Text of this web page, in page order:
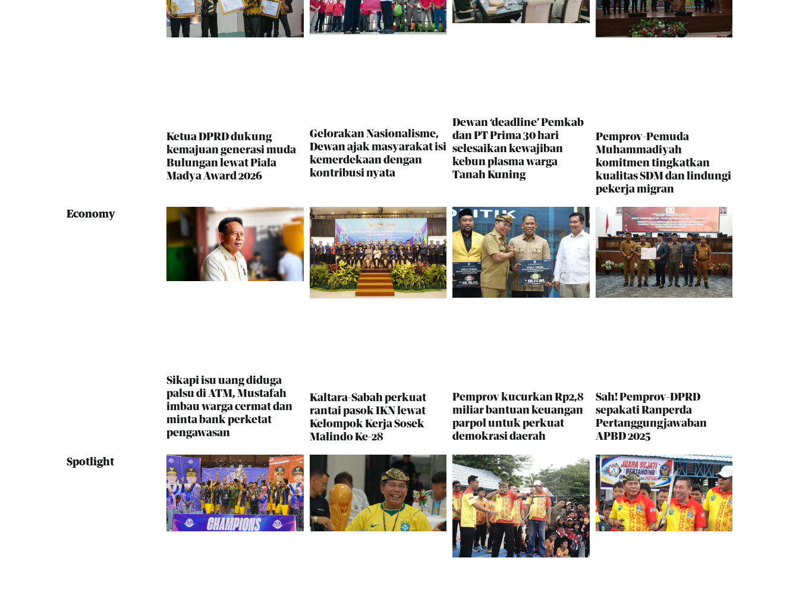
Ketua DPRD dukung
kemajuan generasi muda
Bulungan lewat Piala
Madya Award 2026
Gelorakan Nasionalisme,
Dewan ajak masyarakat isi
kemerdekaan dengan
kontribusi nyata
Dewan ‘deadline’ Pemkab
dan PT Prima 30 hari
selesaikan kewajiban
kebun plasma warga
Tanah Kuning
Pemprov-Pemuda
Muhammadiyah
komitmen tingkatkan
kualitas SDM dan lindungi
pekerja migran
Economy
Sikapi isu uang diduga
palsu di ATM, Mustafah
imbau warga cermat dan
minta bank perketat
pengawasan
Kaltara-Sabah perkuat
rantai pasok IKN lewat
Kelompok Kerja Sosek
Malindo Ke-28
Pemprov kucurkan Rp2,8
miliar bantuan keuangan
parpol untuk perkuat
demokrasi daerah
Sah! Pemprov-DPRD
sepakati Ranperda
Pertanggungjawaban
APBD 2025
Spotlight